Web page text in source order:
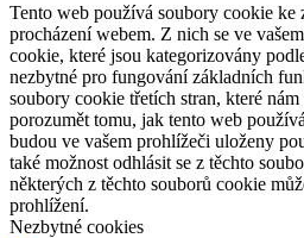
Tento web používá soubory cookie ke
procházení webem. Z nich se ve
cookie, které jsou kategorizovány
nezbytné pro fungování základních
soubory cookie třetích stran, které
porozumět tomu, jak tento web
budou ve vašem prohlížeči uloženy
také možnost odhlásit se z těchto
některých z těchto souborů cookie
prohlížení.
Nezbytné cookies